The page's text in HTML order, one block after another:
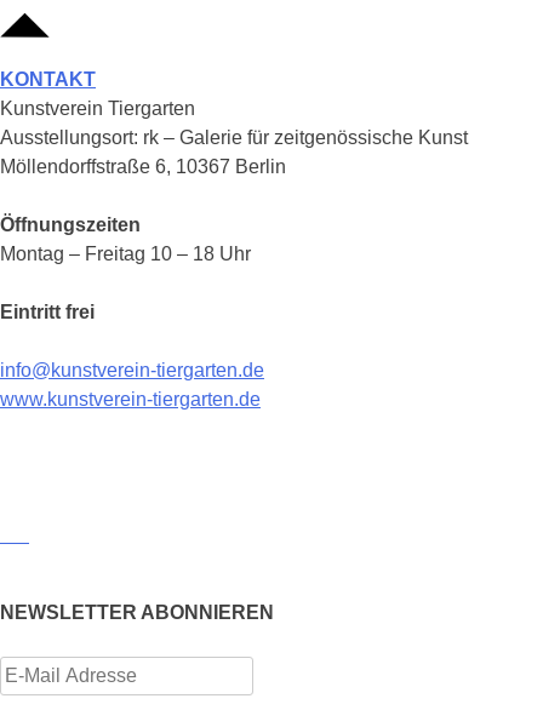
KONTAKT
Kunstverein Tiergarten
Ausstellungsort: rk – Galerie für zeitgenössische Kunst
Möllendorffstraße 6, 10367 Berlin
Öffnungszeiten
Montag – Freitag 10 – 18 Uhr
Eintritt frei
info@kunstverein-tiergarten.de
www.kunstverein-tiergarten.de
NEWSLETTER ABONNIEREN